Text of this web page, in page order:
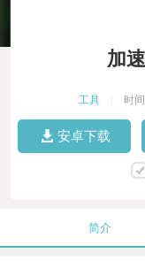
加
工具 时
安卓下载
简介